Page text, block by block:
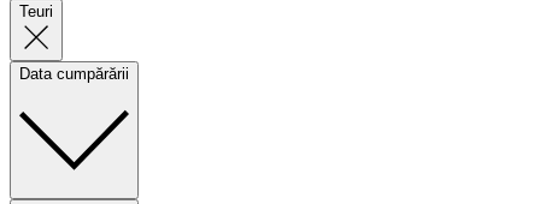
Teuri
Data cumpărării